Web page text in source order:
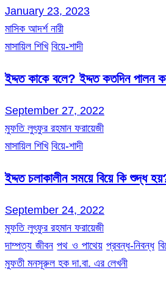
January 23, 2023
মাসিক আদর্শ নারী
মাসায়িল শিখি বিয়ে-শাদী
ইদ্দত কাকে বলে? ইদ্দত কতদিন পালন
September 27, 2022
মুফতি লুৎফুর রহমান ফরায়েজী
মাসায়িল শিখি বিয়ে-শাদী
ইদ্দত চলাকালীন সময়ে বিয়ে কি শুদ্ধ
September 24, 2022
মুফতি লুৎফুর রহমান ফরায়েজী
দাম্পত্য জীবন পথ ও পাথেয় প্রবন্ধ-নিবন্ধ
মুফতী মনসূরুল হক দা.বা. এর লেখনী